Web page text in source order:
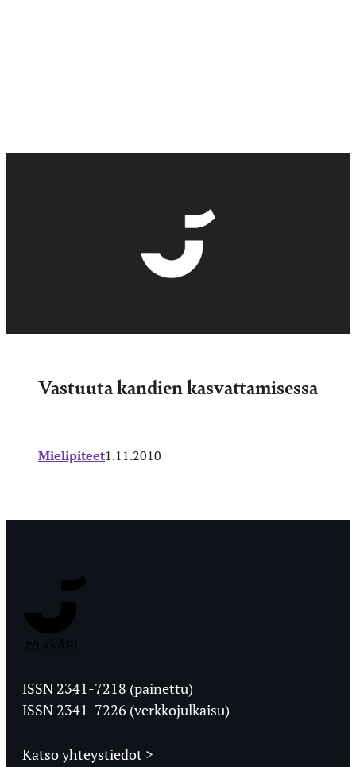
Vastuuta kandien kasvattamisessa
Mielipiteet1.11.2010
Ylioppilaslehti
ISSN 2341-7218 (painettu)
ISSN 2341-7226 (verkkojulkaisu)
Katso yhteystiedot >